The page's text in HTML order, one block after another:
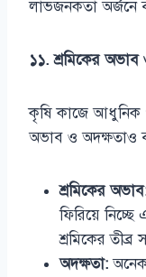
লাভজনকতা অর্জনে
১১. শ্রমিকের অভাব
কৃষি কাজে আধুনিক
অভাব ও অদক্ষতাও
শ্রমিকের
ফিরিয়ে
শ্রমিকের তীব্র
অদক্ষতা:অনেক